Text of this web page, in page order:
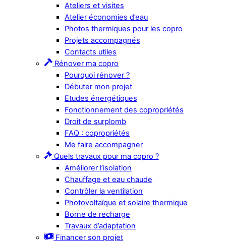
Ateliers et visites
Atelier économies d’eau
Photos thermiques pour les copro
Projets accompagnés
Contacts utiles
Rénover ma copro
Pourquoi rénover ?
Débuter mon projet
Etudes énergétiques
Fonctionnement des copropriétés
Droit de surplomb
FAQ : copropriétés
Me faire accompagner
Quels travaux pour ma copro ?
Améliorer l’isolation
Chauffage et eau chaude
Contrôler la ventilation
Photovoltaïque et solaire thermique
Borne de recharge
Travaux d’adaptation
Financer son projet